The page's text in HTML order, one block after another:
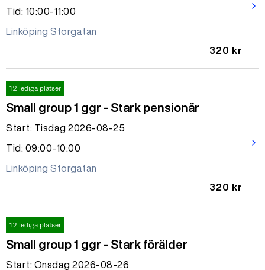
Tid: 10:00-11:00
Linköping Storgatan
320 kr
arrow_forward_ios
12 lediga platser
Small group 1 ggr - Stark pensionär
Start: Tisdag 2026-08-25
Tid: 09:00-10:00
Linköping Storgatan
320 kr
arrow_forward_ios
12 lediga platser
Small group 1 ggr - Stark förälder
Start: Onsdag 2026-08-26